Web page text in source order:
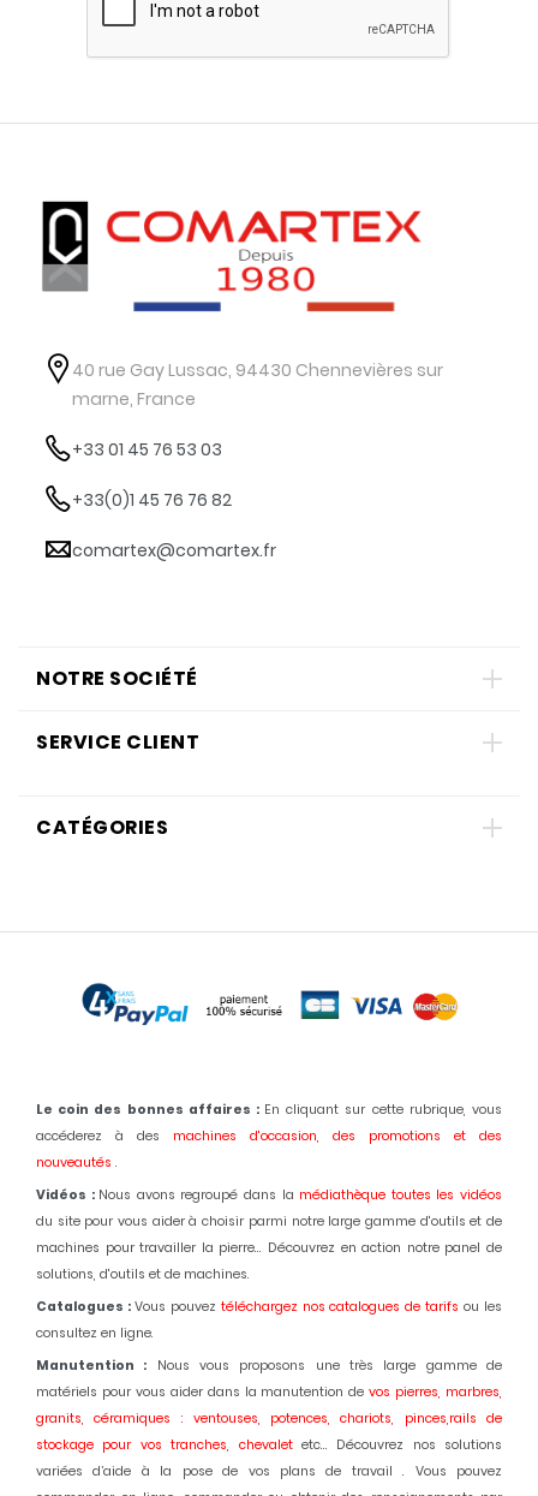
40 rue Gay Lussac, 94430 Chennevières sur
marne, France
+33 01 45 76 53 03
+33(0)1 45 76 76 82
comartex@comartex.fr
NOTRE SOCIÉTÉ
SERVICE CLIENT
CATÉGORIES
Le coin des bonnes affaires : En cliquant sur cette rubrique, vous
accéderez à des machines d'occasion, des promotions et des
nouveautés .
Vidéos : Nous avons regroupé dans la médiathèque toutes les vidéos
du site pour vous aider à choisir parmi notre large gamme d'outils et de
machines pour travailler la pierre... Découvrez en action notre panel de
solutions, d'outils et de machines.
Catalogues : Vous pouvez téléchargez nos catalogues de tarifs ou les
consultez en ligne.
Manutention : Nous vous proposons une très large gamme de
matériels pour vous aider dans la manutention devos pierres, marbres,
granits, céramiques : ventouses, potences, chariots, pinces,rails de
stockage pour vos tranches, chevalet etc... Découvrez nos solutions
variées d’aide à la pose de vos plans de travail . Vous pouvez